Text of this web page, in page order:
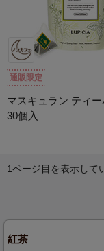
通販限定
マスキュラン ティ
30個入
1ページ目を表示して
紅茶